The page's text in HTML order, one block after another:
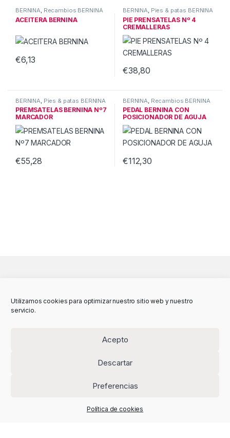
Utilizamos cookies para optimizar nuestro sitio web y nuestro
servicio.
Acepto
Descartar
Preferencias
Política de cookies
BERNINA, Recambios BERNINA
ACEITERA BERNINA
€6,13
BERNINA, Pies & patas BERNINA
PIE PRENSATELAS Nº 4
CREMALLERAS
€38,80
BERNINA Pies & patas BERNINA
PREMSATELAS BERNINA Nº7
MARCADOR
€55,28
BERNINA Recambios BERNINA
PEDAL BERNINA CON
POSICIONADOR DE AGUJA
€112,30